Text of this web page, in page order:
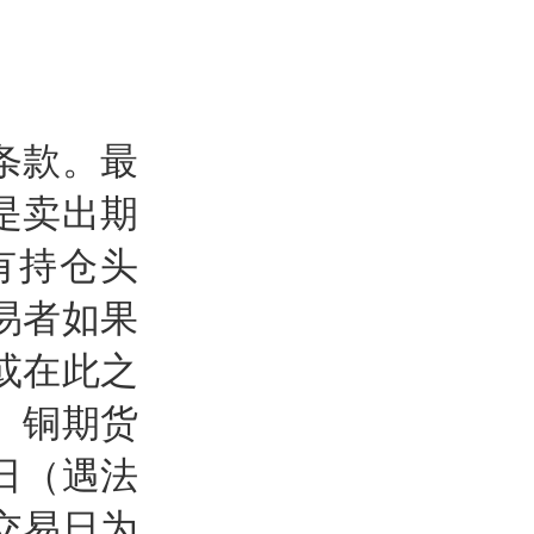
款。最
卖出期
持仓头
者如果
在此之
铜期货
（遇法